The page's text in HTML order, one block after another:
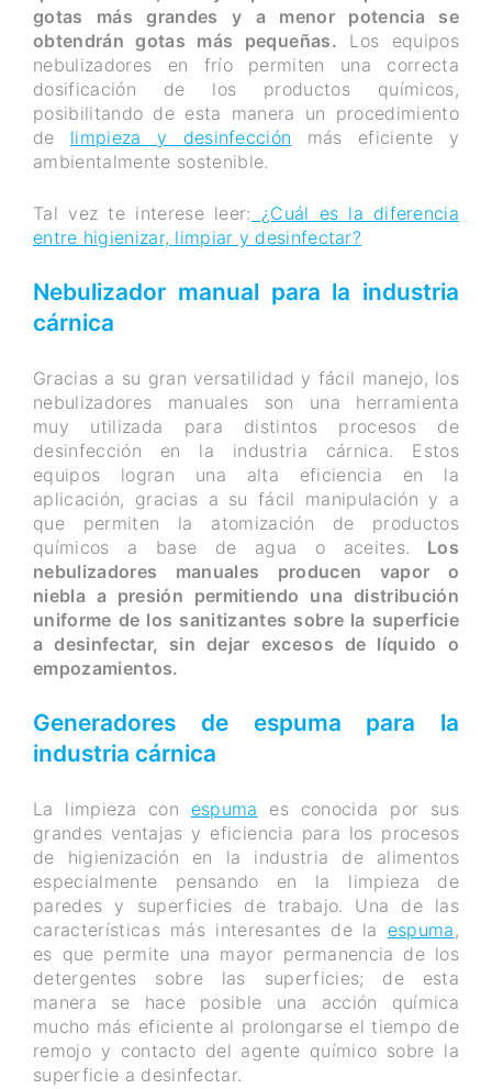
gotas más grandes y a menor potencia se
obtendrán gotas más pequeñas. Los equipos
nebulizadores en frío permiten una correcta
dosificación de los productos químicos,
posibilitando de esta manera un procedimiento
de limpieza y desinfección más eficiente y
ambientalmente sostenible.
Tal vez te interese leer: ¿Cuál es la diferencia
entre higienizar, limpiar y desinfectar?
Nebulizador manual para la industria
cárnica
Gracias a su gran versatilidad y fácil manejo, los
nebulizadores manuales son una herramienta
muy utilizada para distintos procesos de
desinfección en la industria cárnica. Estos
equipos logran una alta eficiencia en la
aplicación, gracias a su fácil manipulación y a
que permiten la atomización de productos
químicos a base de agua o aceites. Los
nebulizadores manuales producen vapor o
niebla a presión permitiendo una distribución
uniforme de los sanitizantes sobre la superficie
a desinfectar, sin dejar excesos de líquido o
empozamientos.
Generadores de espuma para la
industria cárnica
La limpieza con espuma es conocida por sus
grandes ventajas y eficiencia para los procesos
de higienización en la industria de alimentos
especialmente pensando en la limpieza de
paredes y superficies de trabajo. Una de las
características más interesantes de la espuma ,
es que permite una mayor permanencia de los
detergentes sobre las superficies; de esta
manera se hace posible una acción química
mucho más eficiente al prolongarse el tiempo de
remojo y contacto del agente químico sobre la
superficie a desinfectar.